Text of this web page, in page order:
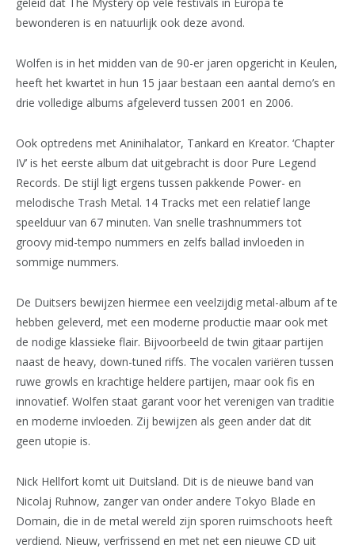
bewonderen is en natuurlijk ook deze avond.
Wolfen is in het midden van de 90-er jaren opgericht in Keulen,
heeft het kwartet in hun 15 jaar bestaan een aantal demo’s en
drie volledige albums afgeleverd tussen 2001 en 2006.
Ook optredens met Aninihalator, Tankard en Kreator. ‘Chapter
IV’ is het eerste album dat uitgebracht is door Pure Legend
Records. De stijl ligt ergens tussen pakkende Power- en
melodische Trash Metal. 14 Tracks met een relatief lange
speelduur van 67 minuten. Van snelle trashnummers tot
groovy mid-tempo nummers en zelfs ballad invloeden in
sommige nummers.
De Duitsers bewijzen hiermee een veelzijdig metal-album af te
hebben geleverd, met een moderne productie maar ook met
de nodige klassieke flair. Bijvoorbeeld de twin gitaar partijen
naast de heavy, down-tuned riffs. The vocalen variëren tussen
ruwe growls en krachtige heldere partijen, maar ook fis en
innovatief. Wolfen staat garant voor het verenigen van traditie
en moderne invloeden. Zij bewijzen als geen ander dat dit
geen utopie is.
Nick Hellfort komt uit Duitsland. Dit is de nieuwe band van
Nicolaj Ruhnow, zanger van onder andere Tokyo Blade en
Domain, die in de metal wereld zijn sporen ruimschoots heeft
verdiend. Nieuw, verfrissend en met net een nieuwe CD uit